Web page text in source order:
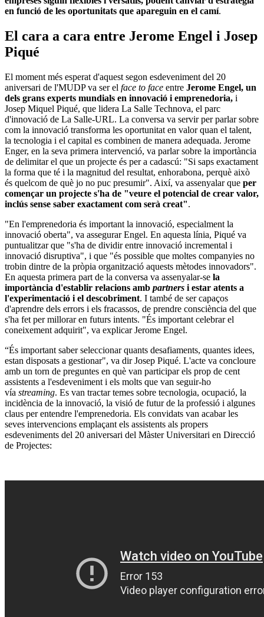
en funció de les oportunitats que apareguin en el camí.
El cara a cara entre Jerome Engel i Josep
Piqué
El moment més esperat d'aquest segon esdeveniment del 20
aniversari de l'MUDP va ser el face to face entre Jerome Engel, un
dels grans experts mundials en innovació i emprenedoria, i
Josep Miquel Piqué, que lidera La Salle Technova, el parc
d'innovació de La Salle-URL. La conversa va servir per parlar sobre
com la innovació transforma les oportunitat en valor quan el talent,
la tecnologia i el capital es combinen de manera adequada. Jerome
Enger, en la seva primera intervenció, va parlar sobre la importància
de delimitar el que un projecte és per a cadascú: "Si saps exactament
la forma que té i la magnitud del resultat, enhorabona, perquè això
és quelcom de què jo no puc presumir". Així, va assenyalar que per
començar un projecte s'ha de "veure el potencial de crear valor,
inclús sense saber exactament com serà creat".
"En l'emprenedoria és important la innovació, especialment la
innovació oberta", va assegurar Engel. En aquesta línia, Piqué va
puntualitzar que "s'ha de dividir entre innovació incremental i
innovació disruptiva", i que "és possible que moltes companyies no
trobin dintre de la pròpia organització aquests mètodes innovadors".
En aquesta primera part de la conversa va assenyalar-se la
importància d'establir relacions amb partners i estar atents a
l'experimentació i el descobriment. I també de ser capaços
d'aprendre dels errors i els fracassos, de prendre consciència del que
s'ha fet per millorar en futurs intents. "És important celebrar el
coneixement adquirit", va explicar Jerome Engel.
“És important saber seleccionar quants desafiaments, quantes idees,
estan disposats a gestionar", va dir Josep Piqué. L'acte va concloure
amb un torn de preguntes en què van participar els prop de cent
assistents a l'esdeveniment i els molts que van seguir-ho
vía streaming. Es van tractar temes sobre tecnologia, ocupació, la
incidència de la innovació, la visió de futur de la professió i algunes
claus per entendre l'emprenedoria. Els convidats van acabar les
seves intervencions emplaçant els assistents als propers
esdeveniments del 20 aniversari del Màster Universitari en Direcció
de Projectes: